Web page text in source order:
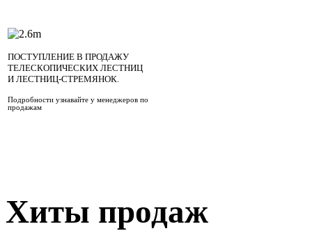
ПОСТУПЛЕНИЕ В ПРОДАЖУ
ТЕЛЕСКОПИЧЕСКИХ ЛЕСТНИЦ
И ЛЕСТНИЦ-СТРЕМЯНОК.
Подробности узнавайте у менеджеров по
продажам
Хиты продаж